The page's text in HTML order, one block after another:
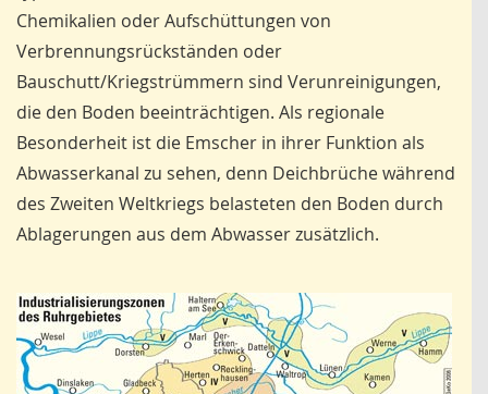
Chemikalien oder Aufschüttungen von
Verbrennungsrückständen oder
Bauschutt/Kriegstrümmern sind Verunreinigungen,
die den Boden beeinträchtigen. Als regionale
Besonderheit ist die Emscher in ihrer Funktion als
Abwasserkanal zu sehen, denn Deichbrüche während
des Zweiten Weltkriegs belasteten den Boden durch
Ablagerungen aus dem Abwasser zusätzlich.